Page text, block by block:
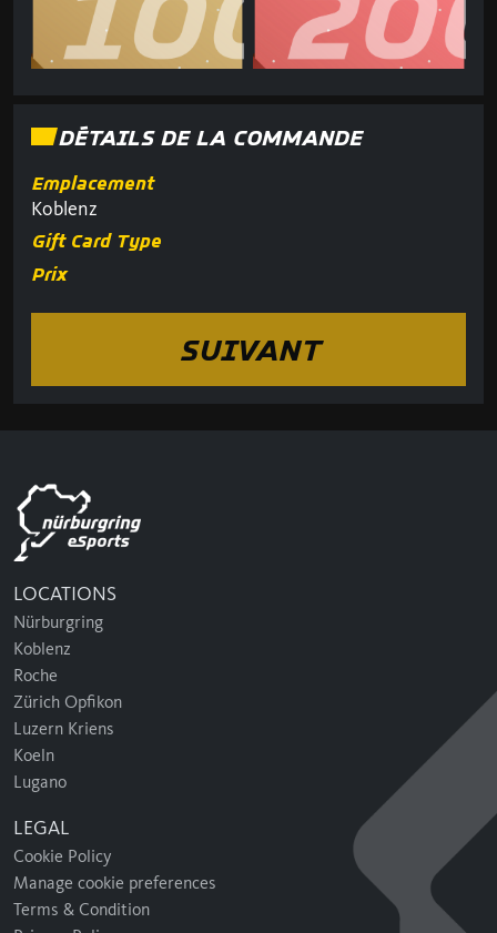
DÉTAILS DE LA COMMANDE
Emplacement
Koblenz
Gift Card Type
Prix
SUIVANT
LOCATIONS
Nürburgring
Koblenz
Roche
Zürich Opfikon
Luzern Kriens
Koeln
Lugano
LEGAL
Cookie Policy
Manage cookie preferences
Terms & Condition